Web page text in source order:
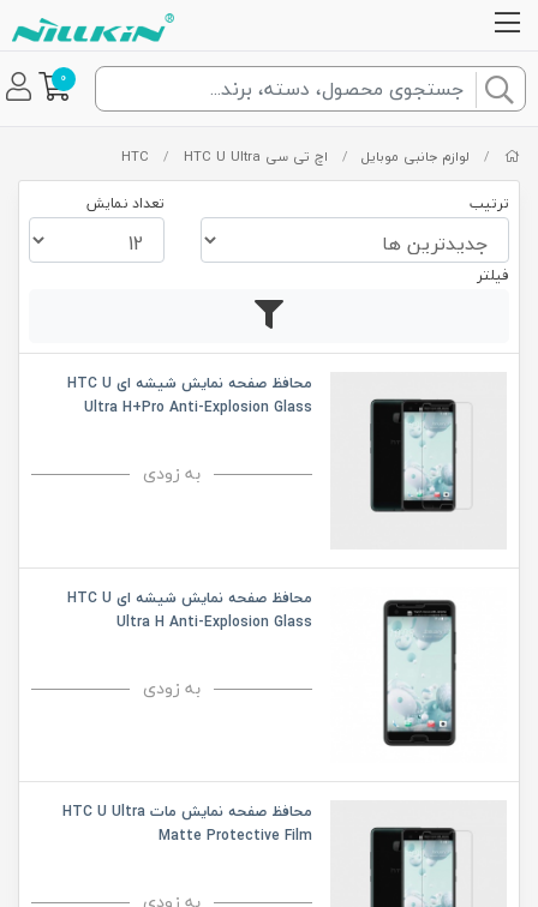
0
/ لوازم جانبی موبایل / اچ تی سی HTC / HTC U Ultra
ترتیب تعداد نمایش
فیلتر
محافظ صفحه نمایش شیشه ای HTC U
Ultra H+Pro Anti-Explosion Glass
به زودی
محافظ صفحه نمایش شیشه ای HTC U
Ultra H Anti-Explosion Glass
به زودی
محافظ صفحه نمایش مات HTC U Ultra
Matte Protective Film